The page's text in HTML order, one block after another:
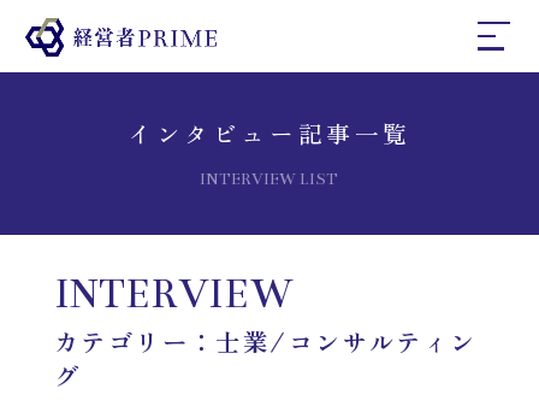
インタビュー
コラム
インタビュー記事一覧
INTERVIEW LIST
INTERVIEW
カテゴリー：士業/コンサルティン
グ